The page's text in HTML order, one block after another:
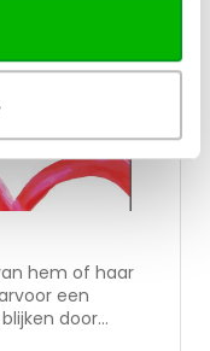
hem of haar
een
door